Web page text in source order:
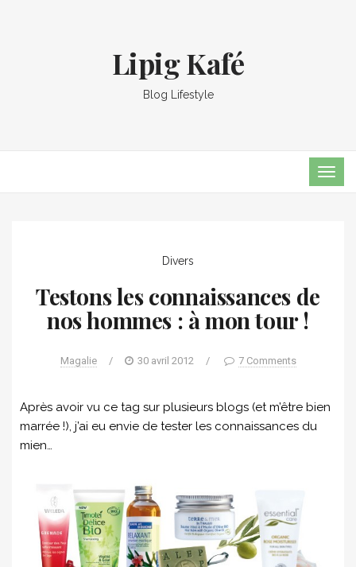
Lipig Kafé
Blog Lifestyle
Divers
Testons les connaissances de
nos hommes : à mon tour !
Magalie / 30 avril 2012 / 7 Comments
Après avoir vu ce tag sur plusieurs blogs (et m’être bien
marrée !), j’ai eu envie de tester les connaissances du
mien…